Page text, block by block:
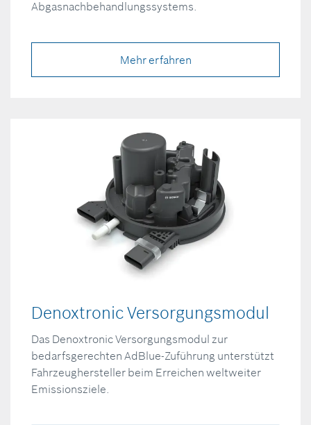
Abgasnachbehandlungssystems.
Mehr erfahren
Denoxtronic Versorgungsmodul
Das Denoxtronic Versorgungsmodul zur
bedarfsgerechten AdBlue-Zuführung unterstützt
Fahrzeughersteller beim Erreichen weltweiter
Emissionsziele.